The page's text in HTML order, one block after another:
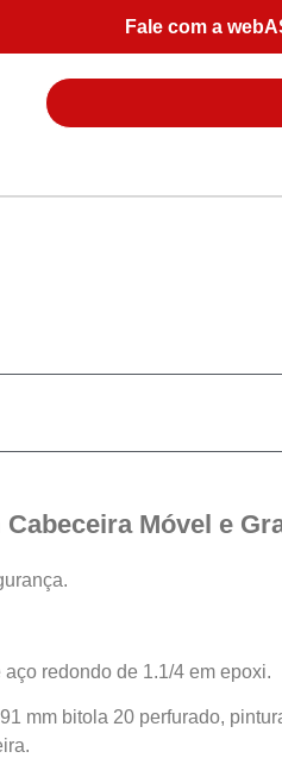
Fale com a
Móvel e
redondo de 1.1/4 em epoxi.
mm bitola 20 perfurado,